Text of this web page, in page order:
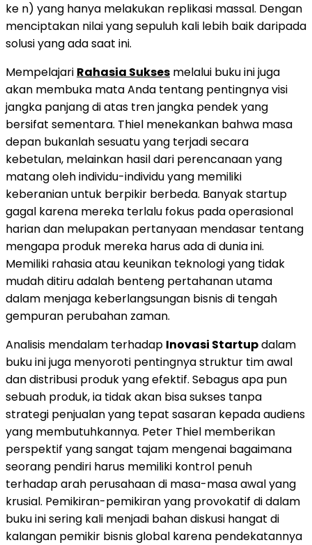
ke n) yang hanya melakukan replikasi massal. Dengan
menciptakan nilai yang sepuluh kali lebih baik daripada
solusi yang ada saat ini.
Mempelajari Rahasia Sukses melalui buku ini juga
akan membuka mata Anda tentang pentingnya visi
jangka panjang di atas tren jangka pendek yang
bersifat sementara. Thiel menekankan bahwa masa
depan bukanlah sesuatu yang terjadi secara
kebetulan, melainkan hasil dari perencanaan yang
matang oleh individu-individu yang memiliki
keberanian untuk berpikir berbeda. Banyak startup
gagal karena mereka terlalu fokus pada operasional
harian dan melupakan pertanyaan mendasar tentang
mengapa produk mereka harus ada di dunia ini.
Memiliki rahasia atau keunikan teknologi yang tidak
mudah ditiru adalah benteng pertahanan utama
dalam menjaga keberlangsungan bisnis di tengah
gempuran perubahan zaman.
Analisis mendalam terhadap Inovasi Startupdalam
buku ini juga menyoroti pentingnya struktur tim awal
dan distribusi produk yang efektif. Sebagus apa pun
sebuah produk, ia tidak akan bisa sukses tanpa
strategi penjualan yang tepat sasaran kepada audiens
yang membutuhkannya. Peter Thiel memberikan
perspektif yang sangat tajam mengenai bagaimana
seorang pendiri harus memiliki kontrol penuh
terhadap arah perusahaan di masa-masa awal yang
krusial. Pemikiran-pemikiran yang provokatif di dalam
buku ini sering kali menjadi bahan diskusi hangat di
kalangan pemikir bisnis global karena pendekatannya